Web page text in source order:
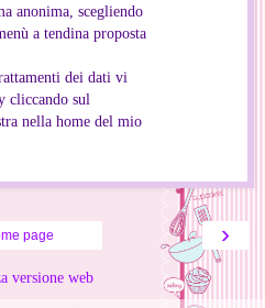
anonima, scegliendo
a tendina proposta
dei dati vi
cliccando sul
nella home del mio
›
page
versione web